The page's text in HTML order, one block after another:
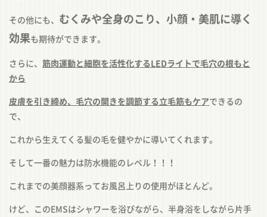
その他にも、 むくみや全身のこり、小顔・美肌に導く
効果も期待ができます。
さらに、 筋肉運動と細胞を活性化するLEDライトで毛穴の根もと
から
皮膚を引き締め、毛穴の開きを調節する立毛筋もケアできるの
で、
これから生えてくる髪の毛を健やかに導いてくれます。
そして一番の魅力は防水機能のレベル！！！
これまでの美顔器系ってお風呂上りの使用がほとんど。
けど、このEMSはシャワーを浴びながら、半身浴をしながら片手